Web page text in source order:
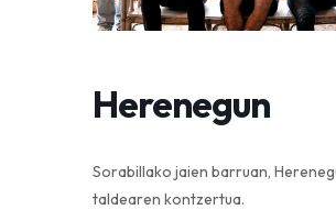
Herenegun
Sorabillako jaien barruan,
taldearen kontzertua.